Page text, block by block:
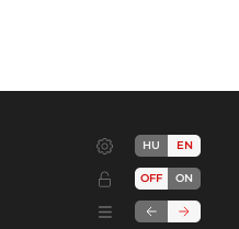
HU EN
OFF ON